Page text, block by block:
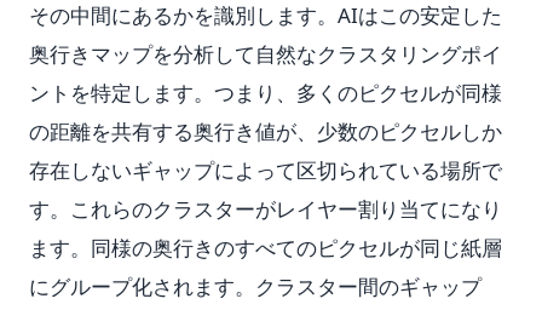
その中間にあるかを識別します。AIはこの安定した
奥行きマップを分析して自然なクラスタリングポイ
ントを特定します。つまり、多くのピクセルが同様
の距離を共有する奥行き値が、少数のピクセルしか
存在しないギャップによって区切られている場所で
す。これらのクラスターがレイヤー割り当てになり
ます。同様の奥行きのすべてのピクセルが同じ紙層
にグループ化されます。クラスター間のギャップ